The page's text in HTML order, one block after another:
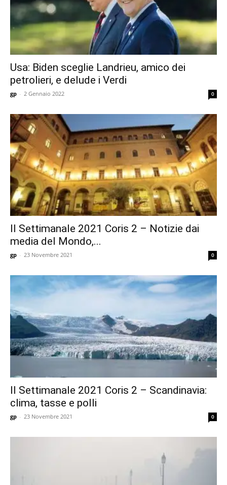
Usa: Biden sceglie Landrieu, amico dei
petrolieri, e delude i Verdi
gp - 2 Gennaio 2022 0
Il Settimanale 2021 Coris 2 – Notizie dai
media del Mondo,...
gp - 23 Novembre 2021 0
Il Settimanale 2021 Coris 2 – Scandinavia:
clima, tasse e polli
gp - 23 Novembre 2021 0